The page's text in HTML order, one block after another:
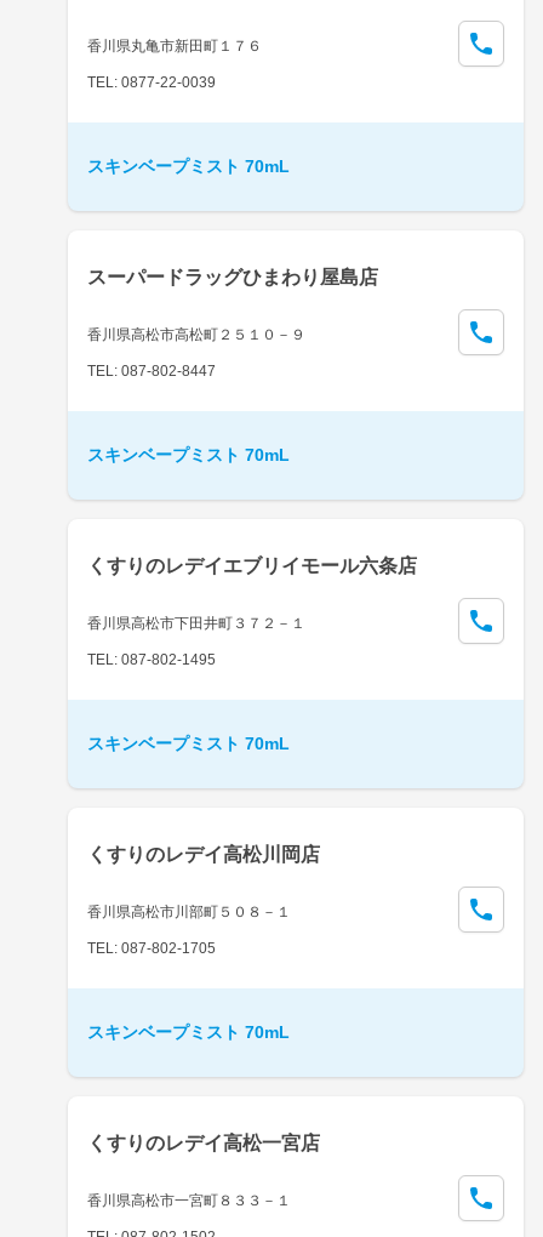
香川県丸亀市新田町１７６
TEL: 0877-22-0039
スキンベープミスト 70mL
スーパードラッグひまわり屋島店
香川県高松市高松町２５１０－９
TEL: 087-802-8447
スキンベープミスト 70mL
くすりのレデイエブリイモール六条店
香川県高松市下田井町３７２－１
TEL: 087-802-1495
スキンベープミスト 70mL
くすりのレデイ高松川岡店
香川県高松市川部町５０８－１
TEL: 087-802-1705
スキンベープミスト 70mL
くすりのレデイ高松一宮店
香川県高松市一宮町８３３－１